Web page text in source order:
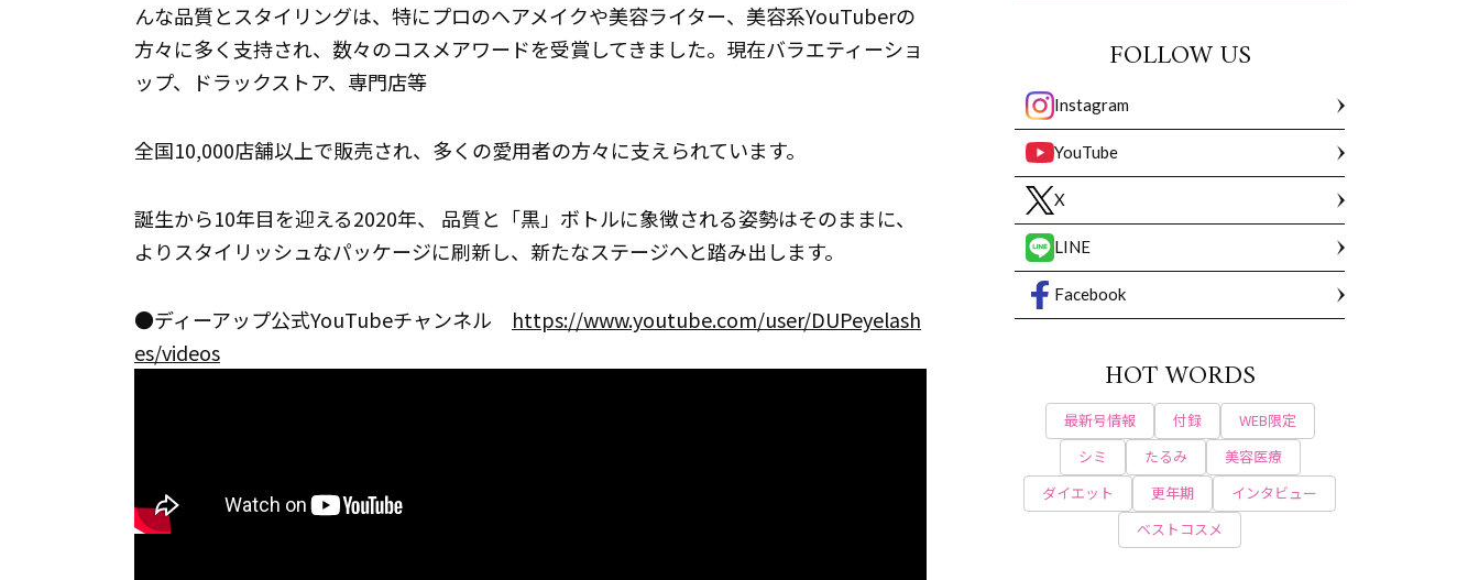
んな品質とスタイリングは、特にプロのヘアメイクや美容ライター、美容系YouTuberの
方々に多く支持され、数々のコスメアワードを受賞してきました。現在バラエティーショ
ップ、ドラックストア、専門店等
全国10,000店舗以上で販売され、多くの愛用者の方々に支えられています。
誕生から10年目を迎える2020年、 品質と「黒」ボトルに象徴される姿勢はそのままに、
よりスタイリッシュなパッケージに刷新し、新たなステージへと踏み出します。
●ディーアップ公式YouTubeチャンネル https://www.youtube.com/user/DUPeyelash
es/videos
FOLLOW US
Instagram
YouTube
X
LINE
Facebook
HOT WORDS
最新号情報 付録
WEB限定
シミ
たるみ
美容医療
ダイエット
更年期
インタビュー
ベストコスメ